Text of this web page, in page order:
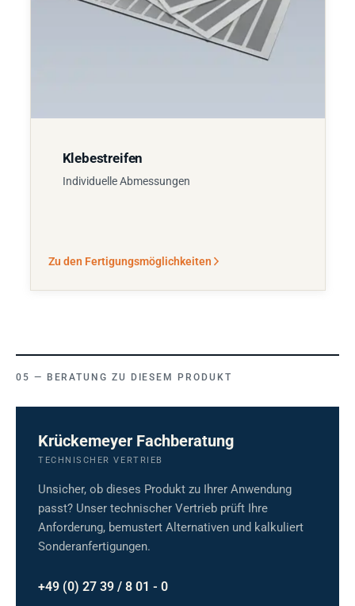
Klebestreifen
Individuelle Abmessungen
Zu den Fertigungsmöglichkeiten
BERATUNG ZU DIESEM PRODUKT
Krückemeyer Fachberatung
TECHNISCHER VERTRIEB
Unsicher, ob dieses Produkt zu Ihrer Anwendung
passt? Unser technischer Vertrieb prüft Ihre
Anforderung, bemustert Alternativen und kalkuliert
Sonderanfertigungen.
+49 (0) 27 39 / 8 01 - 0